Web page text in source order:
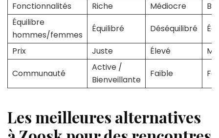
Fonctionnalités
Riche Médiocre
Équilibre
hommes/femmes
Équilibré Déséquilibré
Prix
Juste Élevé
Communauté
Active /
Bienveillante
Faible
Les meilleures alternatives